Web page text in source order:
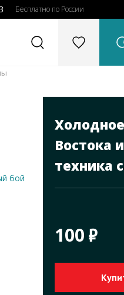
Бесплатно по России
бой
Востока
техника
100